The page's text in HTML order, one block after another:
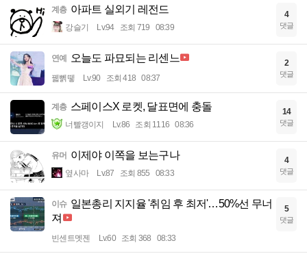
계층 아파트 실외기 레전드
강슬기 Lv.94 조회 719 08:39
4
댓글
연예 오늘도 파묘되는 리센느
꿻뻵뗗 Lv.90 조회 418 08:37
2
댓글
계층 스페이스X 로켓, 달표면에 충돌
너빨갱이지 Lv.86 조회 1116 08:36
14
댓글
유머 이제야 이쪽을 보는구나
옆사마 Lv.87 조회 855 08:33
4
댓글
이슈 일본총리 지지율 '취임 후 최저'…50%선 무너
져
빈센트멧젠 Lv.60 조회 368 08:33
5
댓글